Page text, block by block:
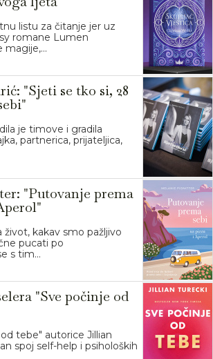
listu za čitanje jer uz
romane Lumen
magije,...
"Sjeti se tko si, 28
je timove i gradila
partnerica, prijateljica,
"Putovanje prema
kakav smo pažljivo
pucati po
s tim...
"Sve počinje od
tebe" autorice Jillian
spoj self-help i psiholoških